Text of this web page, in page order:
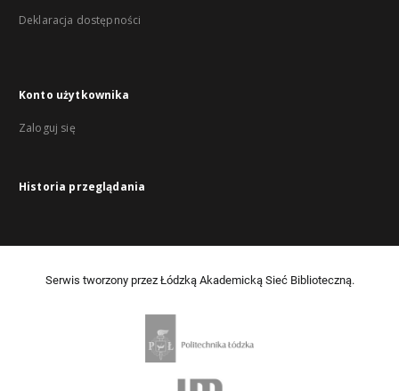
Deklaracja dostępności
Konto użytkownika
Zaloguj się
Historia przeglądania
Serwis tworzony przez Łódzką Akademicką Sieć Biblioteczną.